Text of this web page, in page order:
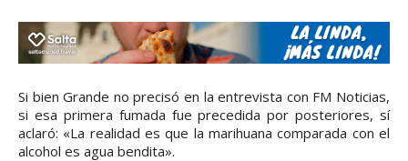
Si bien Grande no precisó en la entrevista con FM Noticias,
si esa primera fumada fue precedida por posteriores, sí
aclaró: «La realidad es que la marihuana comparada con el
alcohol es agua bendita».